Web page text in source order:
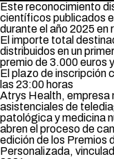
Este reconocimiento
científicos publicados
durante el año 2025 en
El importe total
distribuidos en un
premio de 3.000 euros
El plazo de inscripción
las 23:00 horas
Atrys Health, empresa
asistenciales de
patológica y medicina
abren el proceso de
edición de los Premios
Personalizada,